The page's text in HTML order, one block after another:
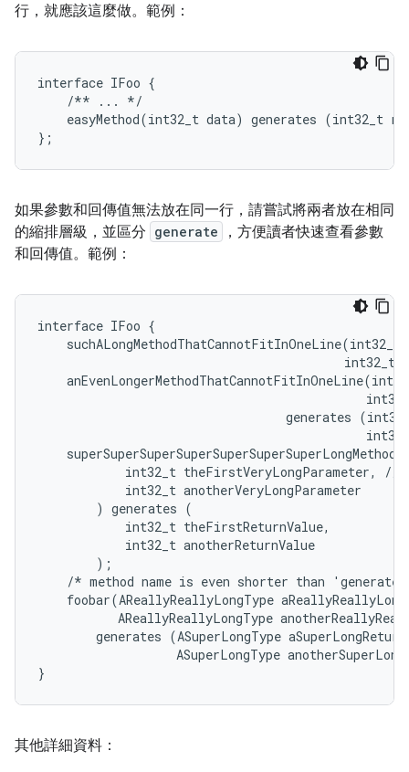
行，就應該這麼做。範例：
interface IFoo {
    /** ... */
easyMethod(int32_t data) generates (int32_t
};
如果參數和回傳值無法放在同一行，請嘗試將兩者放在相同
的縮排層級，並區分 generate
，方便讀者快速查看參數
和回傳值。範例：
interface IFoo {
suchALongMethodThatCannotFitInOneLine(int32_t
int32_t
generates
int32_t theFirstVeryLongParameter, //
            int32_t anotherVeryLongParameter
        ) generates (
            int32_t theFirstReturnValue,
            int32_t anotherReturnValue
        );
/* method name is even shorter than
foobar(AReallyReallyLongType
AReallyReallyLongType
generates (ASuperLongType
ASuperLongType
}
其他詳細資料：